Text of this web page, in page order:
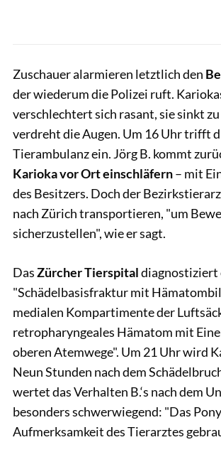
Zuschauer alarmieren letztlich den
der wiederum die Polizei ruft.
verschlechtert sich rasant, sie sinkt
verdreht die Augen. Um 16 Uhr trifft
Tierambulanz ein. Jörg B. kommt
Karioka vor Ort einschläfern– mit
des Besitzers. Doch der
nach Zürich transportieren, "um
sicherzustellen", wie er sagt.
DasZürcher Tierspitaldiagnostiziert
"Schädelbasisfraktur mit
medialen Kompartimente der
retropharyngeales Hämatom mit
oberen Atemwege". Um 21 Uhr wird
Neun Stunden nach dem
wertet das Verhalten B.‘s nach dem
besonders schwerwiegend: "Das
Aufmerksamkeit des Tierarztes